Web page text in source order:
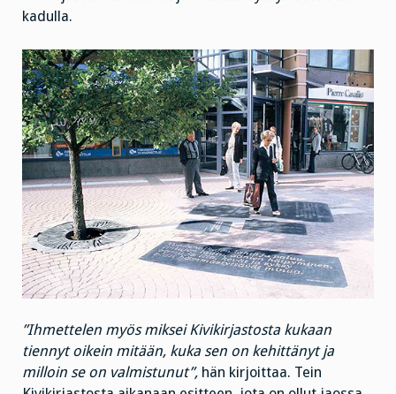
kadulla.
”Ihmettelen myös miksei Kivikirjastosta kukaan
tiennyt oikein mitään, kuka sen on kehittänyt ja
milloin se on valmistunut”, hän kirjoittaa. Tein